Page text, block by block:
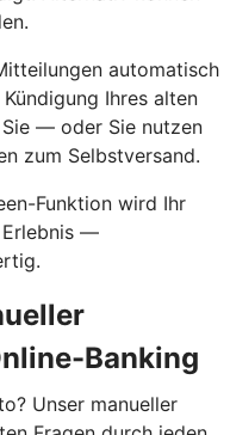
automatisch
Ihres alten
— oder Sie nutzen
zum Selbstversand.
Funktion wird Ihr
Erlebnis —
Banking
Unser manueller